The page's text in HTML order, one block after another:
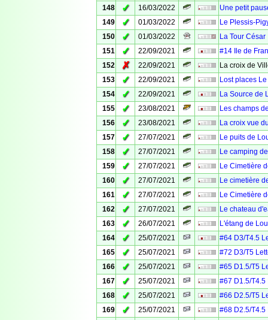
148
✓ 16/03/2022
Une petit
149
✓ 01/03/2022
Le Plessis-
150
✓ 01/03/2022
La Tour César
151
✓ 22/09/2021
#14 Ile de
152
✗ 22/09/2021
La croix de
153
✓ 22/09/2021
Lost places
154
✓ 22/09/2021
La Source de
155
✓ 23/08/2021
Les champs
156
✓ 23/08/2021
La croix vue
157
✓ 27/07/2021
Le puits de
158
✓ 27/07/2021
Le camping
159
✓ 27/07/2021
Le Cimetière
160
✓ 27/07/2021
Le cimetière
161
✓ 27/07/2021
Le Cimetière
162
✓ 27/07/2021
Le chateau
163
✓ 26/07/2021
L'étang de
164
✓ 25/07/2021
#64 D3/T4.5
165
✓ 25/07/2021
#72 D3/T5
166
✓ 25/07/2021
#65 D1.5/T5
167
✓ 25/07/2021
#67 D1.5/T4.5
168
✓ 25/07/2021
#66 D2.5/T5
169
✓ 25/07/2021
#68 D2.5/T4.5